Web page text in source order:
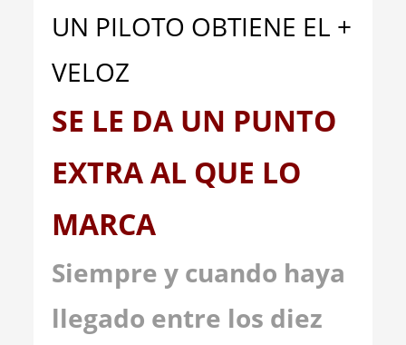
UN PILOTO OBTIENE EL +
VELOZ
SE LE DA UN PUNTO
EXTRA AL QUE LO
MARCA
Siempre y cuando haya
llegado entre los diez